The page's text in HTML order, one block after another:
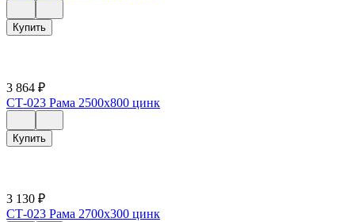
Купить
3 864 ₽
СТ-023 Рама 2500х800 цинк
Купить
3 130 ₽
СТ-023 Рама 2700х300 цинк